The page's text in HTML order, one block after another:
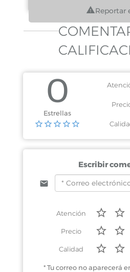
Reportar
0
Estrellas
Escribir
Atención
Precio
Calidad
* Tu correo no aparecerá